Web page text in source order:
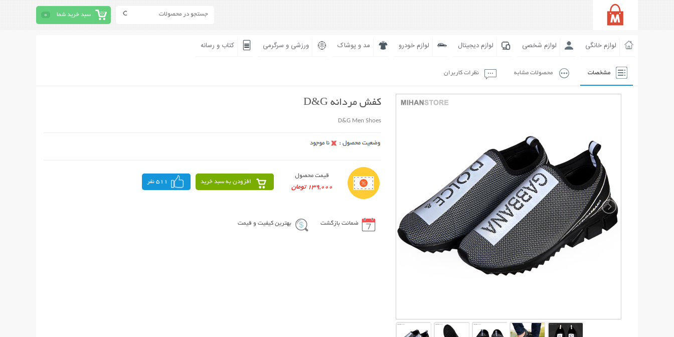
سبد خرید شما 0
لوازم خانگی لوازم شخصی لوازم دیجیتال لوازم خودرو مد و پوشاک ورزشی و سرگرمی کتاب و رسانه
مشخصات محصولات مشابه نظرات کاربران
کفش مردانه D&G
D&G Men Shoes
قیمت محصول
139,000 تومان
افزودن به سبد خرید 511 نفر
ضمانت بازگشت بهترین کیفیت و قیمت